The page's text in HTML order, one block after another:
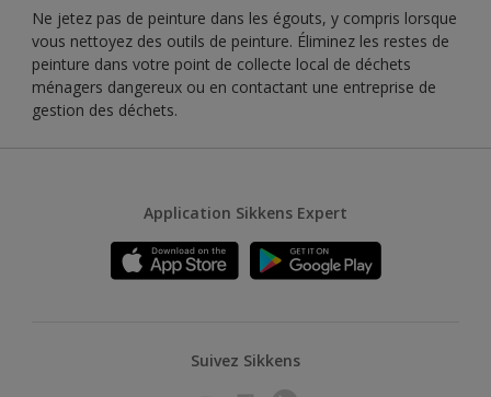
Ne jetez pas de peinture dans les égouts, y compris lorsque
vous nettoyez des outils de peinture. Éliminez les restes de
peinture dans votre point de collecte local de déchets
ménagers dangereux ou en contactant une entreprise de
gestion des déchets.
Application Sikkens Expert
Suivez Sikkens